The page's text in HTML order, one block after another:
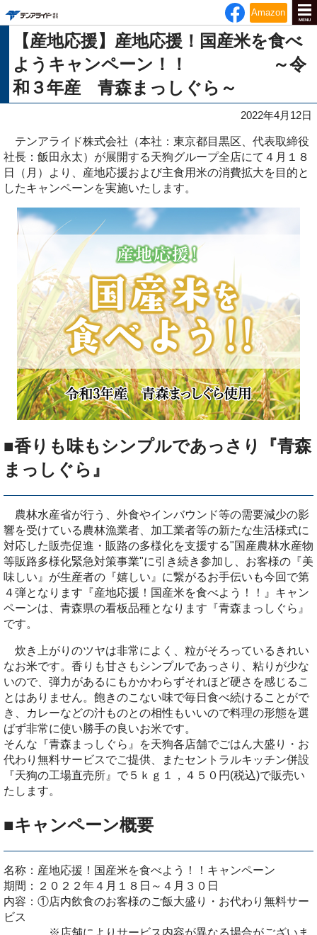
Amazon
MENU
【産地応援】産地応援！国産米を食べ
ようキャンペーン！！ ～令
和３年産 青森まっしぐら～
2022年4月12日
テンアライド株式会社（本社：東京都目黒区、代表取締役
社長：飯田永太）が展開する天狗グループ全店にて４月１８
日（月）より、産地応援および主食用米の消費拡大を目的と
したキャンペーンを実施いたします。
■香りも味もシンプルであっさり『青森
まっしぐら』
農林水産省が行う、外食やインバウンド等の需要減少の影
響を受けている農林漁業者、加工業者等の新たな生活様式に
対応した販売促進・販路の多様化を支援する"国産農林水産物
等販路多様化緊急対策事業"に引き続き参加し、お客様の『美
味しい』が生産者の『嬉しい』に繋がるお手伝いも今回で第
４弾となります『産地応援！国産米を食べよう！！』キャン
ペーンは、青森県の看板品種となります『青森まっしぐら』
です。
炊き上がりのツヤは非常によく、粒がそろっているきれい
なお米です。香りも甘さもシンプルであっさり、粘りが少な
いので、弾力があるにもかかわらずそれほど硬さを感じるこ
とはありません。飽きのこない味で毎日食べ続けることがで
き、カレーなどの汁ものとの相性もいいので料理の形態を選
ばず非常に使い勝手の良いお米です。
そんな『青森まっしぐら』を天狗各店舗でごはん大盛り・お
代わり無料サービスでご提供、またセントラルキッチン併設
『天狗の工場直売所』で５ｋｇ１，４５０円(税込)で販売い
たします。
■キャンペーン概要
名称：産地応援！国産米を食べよう！！キャンペーン
期間：２０２２年４月１８日～４月３０日
内容：①店内飲食のお客様のご飯大盛り・お代わり無料サー
ビス
※店舗によりサービス内容が異なる場合がございま